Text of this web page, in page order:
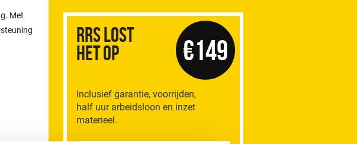
Met
RRS Lost
het op
Inclusief garantie, voorrijden,
half uur arbeidsloon en inzet
materieel.
€149